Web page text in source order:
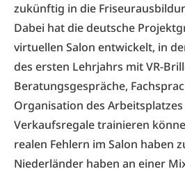
zukünftig in die
Dabei hat die deutsche
virtuellen Salon entwickelt, in
des ersten Lehrjahrs mit VR-
Beratungsgespräche,
Organisation des
Verkaufsregale trainieren
realen Fehlern im Salon haben
Niederländer haben an einer